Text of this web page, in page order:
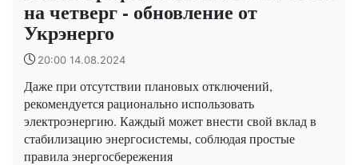
на четверг - обновление от
Укрэнерго
20:00 14.08.2024
Даже при отсутствии плановых отключений,
рекомендуется рационально использовать
электроэнергию. Каждый может внести свой вклад в
стабилизацию энергосистемы, соблюдая простые
правила энергосбережения